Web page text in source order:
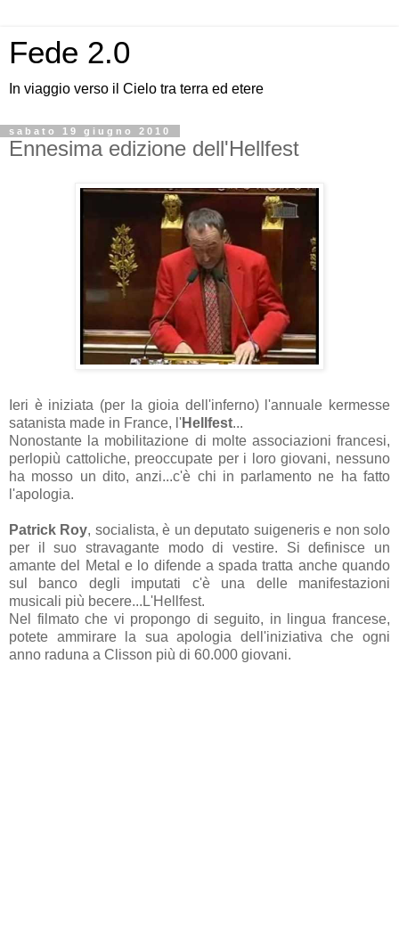
Fede 2.0
In viaggio verso il Cielo tra terra ed etere
sabato 19 giugno 2010
Ennesima edizione dell'Hellfest
Ieri è iniziata (per la gioia dell'inferno) l'annuale kermesse
satanista made in France, l'Hellfest...
Nonostante la mobilitazione di molte associazioni francesi,
perlopiù cattoliche, preoccupate per i loro giovani, nessuno
ha mosso un dito, anzi...c'è chi in parlamento ne ha fatto
l'apologia.
Patrick Roy, socialista, è un deputato suigeneris e non solo
per il suo stravagante modo di vestire. Si definisce un
amante del Metal e lo difende a spada tratta anche quando
sul banco degli imputati c'è una delle manifestazioni
musicali più becere...L'Hellfest.
Nel filmato che vi propongo di seguito, in lingua francese,
potete ammirare la sua apologia dell'iniziativa che ogni
anno raduna a Clisson più di 60.000 giovani.